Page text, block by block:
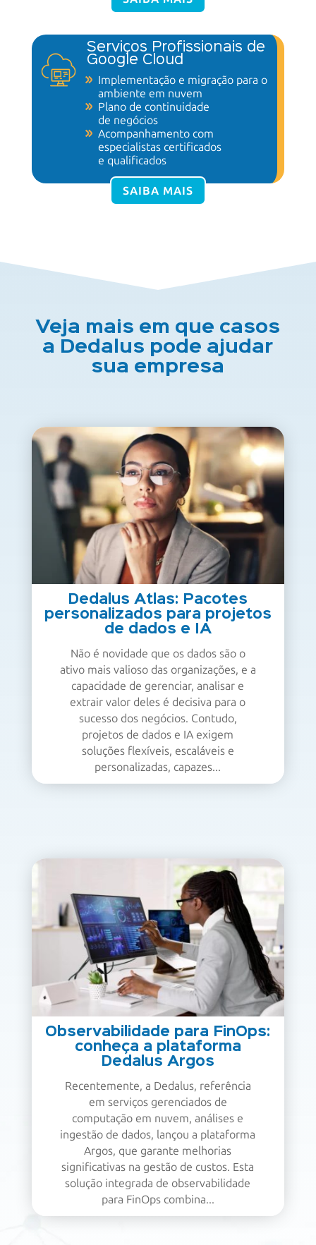
Serviços Profissionais de
Google Cloud
Implementação e migração para o
ambienteem nuvem
Plano de continuidade
de negócios
Acompanhamento com
especialistas certificados
e qualificados
SAIBA MAIS
Veja mais em que casos
a Dedalus pode ajudar
sua empresa
Dedalus Atlas: Pacotes
personalizados para projetos
de dados e IA
Não é novidade que os dados são o
ativo mais valioso das organizações, e a
capacidade de gerenciar, analisar e
extrair valor deles é decisiva para o
sucesso dos negócios. Contudo,
projetos de dados e IA exigem
soluções flexíveis, escaláveis e
personalizadas, capazes...
Observabilidade para FinOps:
conheça a plataforma
Dedalus Argos
Recentemente, a Dedalus, referência
em serviços gerenciados de
computação em nuvem, análises e
ingestão de dados, lançou a plataforma
Argos, que garante melhorias
significativas na gestão de custos. Esta
solução integrada de observabilidade
para FinOps combina...